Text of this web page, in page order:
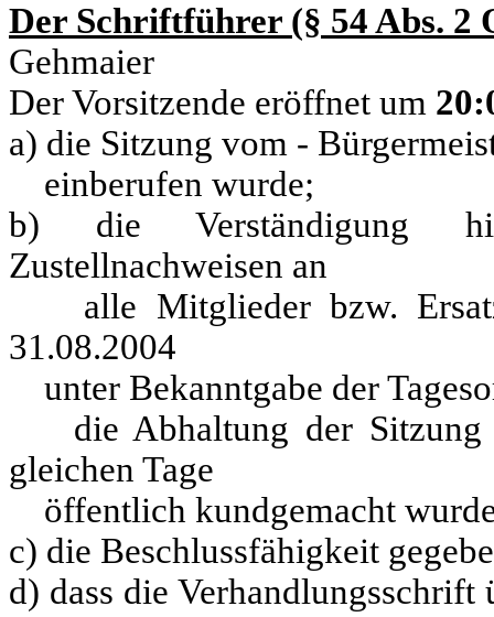
Der Schriftführer (§ 54 Abs. 2
Gehmaier
Der Vorsitzende eröffnet um
a) die Sitzung vom -
einberufen wurde;
b) die Verständigung
Zustellnachweisen an
alle Mitglieder bzw.
31.08.2004
unter Bekanntgabe der
die Abhaltung der Sitzung
gleichen Tage
öffentlich kundgemacht
c) die Beschlussfähigkeit
d) dass die